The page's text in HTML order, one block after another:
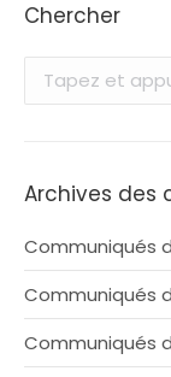
Chercher
Archives des
Communiqués
Communiqués
Communiqués